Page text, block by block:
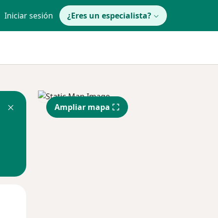
Iniciar sesión ¿Eres un especialista?
Ampliar mapa